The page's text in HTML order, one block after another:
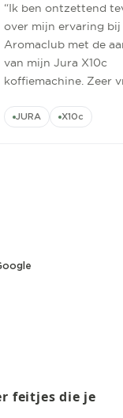
“Ik ben ontzettend
over mijn ervaring bij
Aromaclub met de
van mijn Jura X10c
koffiemachine. Zeer
JURA X10c
feitjes die je